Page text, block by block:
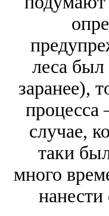
леса был
заранее),
случае,
таки
много